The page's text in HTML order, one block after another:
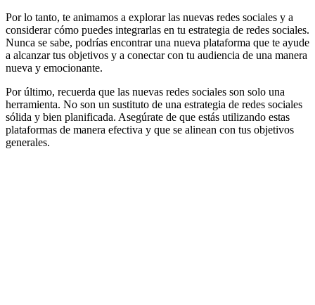
Por lo tanto, te animamos a explorar las nuevas redes sociales y a
considerar cómo puedes integrarlas en tu estrategia de redes sociales.
Nunca se sabe, podrías encontrar una nueva plataforma que te ayude
a alcanzar tus objetivos y a conectar con tu audiencia de una manera
nueva y emocionante.
Por último, recuerda que las nuevas redes sociales son solo una
herramienta. No son un sustituto de una estrategia de redes sociales
sólida y bien planificada. Asegúrate de que estás utilizando estas
plataformas de manera efectiva y que se alinean con tus objetivos
generales.